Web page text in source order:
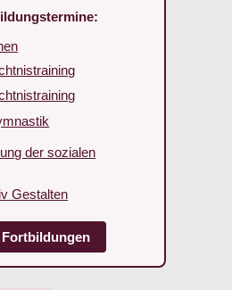
der sozialen
Gestalten